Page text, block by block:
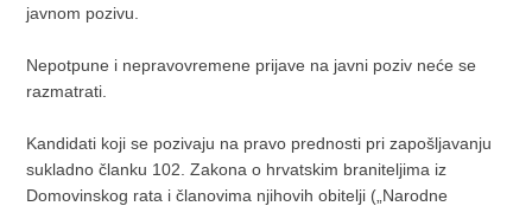
javnom pozivu.
Nepotpune i nepravovremene prijave na javni poziv neće se
razmatrati.
Kandidati koji se pozivaju na pravo prednosti pri zapošljavanju
sukladno članku 102. Zakona o hrvatskim braniteljima iz
Domovinskog rata i članovima njihovih obitelji („Narodne